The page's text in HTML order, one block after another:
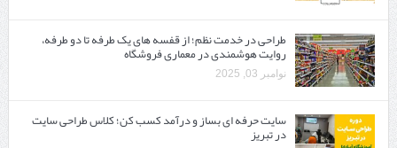
طراحی در خدمت نظم؛ از قفسه ‌های یک‌ طرفه تا دو طرفه،
روایت هوشمندی در معماری فروشگاه
نوامبر 03, 2025
سایت حرفه ‌ای بساز و درآمد کسب کن؛ کلاس طراحی سایت
در تبریز